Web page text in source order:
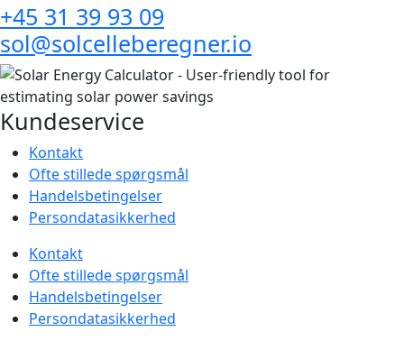
+45 31 39 93 09
sol@solcelleberegner.io
Kundeservice
Kontakt
Ofte stillede spørgsmål
Handelsbetingelser
Persondatasikkerhed
Kontakt
Ofte stillede spørgsmål
Handelsbetingelser
Persondatasikkerhed